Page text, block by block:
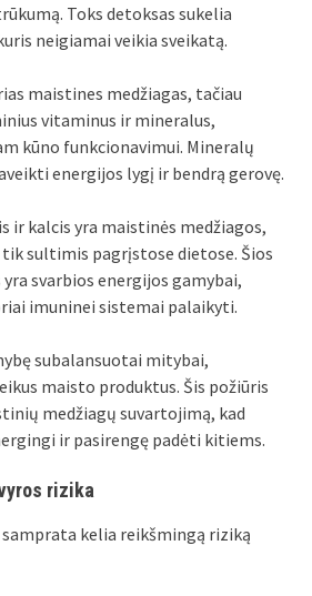
Toks detoksas sukelia
neigiamai veikia sveikatą.
maistines medžiagas, tačiau
vitaminus ir mineralus,
kūno funkcionavimui. Mineralų
energijos lygį ir bendrą gerovę.
ir kalcis yra maistinės medžiagos,
sultimis pagrįstose dietose. Šios
svarbios energijos gamybai,
imuninei sistemai palaikyti.
subalansuotai mitybai,
maisto produktus. Šis požiūris
medžiagų suvartojimą, kad
ir pasirengę padėti kitiems.
rizika
kelia reikšmingą riziką